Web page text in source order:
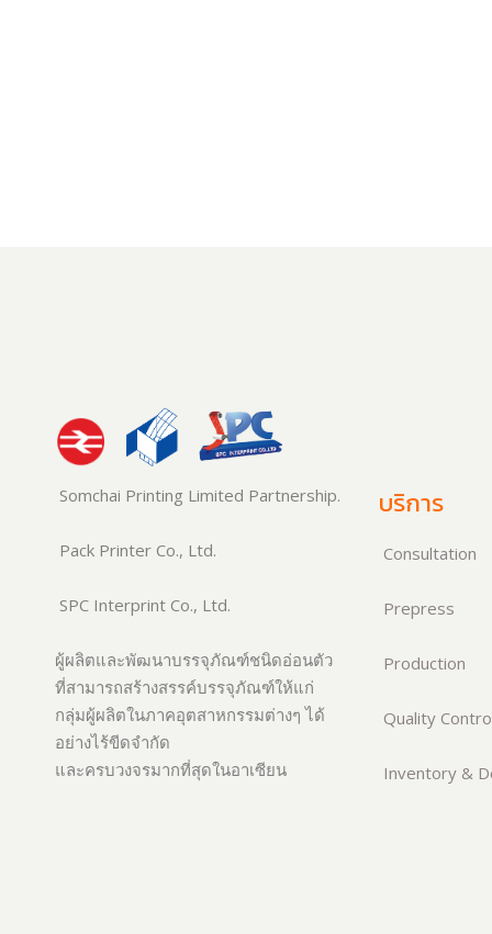
Somchai Printing Limited Partnership.
Pack Printer Co., Ltd.
SPC Interprint Co., Ltd.
ผู้ผลิตและพัฒนาบรรจุภัณฑ์ชนิดอ่อนตัว
ที่สามารถสร้างสรรค์บรรจุภัณฑ์ให้แก่
กลุ่มผู้ผลิตในภาคอุตสาหกรรมต่างๆ ได้
อย่างไร้ขีดจำกัด
และครบวงจรมากที่สุดในอาเซียน
บริการ
Consultation
Prepress
Production
Quality
Inventory &